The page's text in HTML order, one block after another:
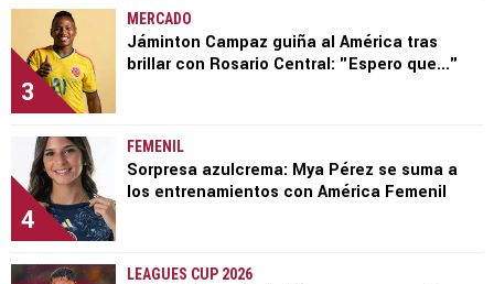
3
MERCADO
Jáminton Campaz guiña al América tras
brillar con Rosario Central: "Espero que..."
4
FEMENIL
Sorpresa azulcrema: Mya Pérez se suma a
los entrenamientos con América Femenil
LEAGUES CUP 2026